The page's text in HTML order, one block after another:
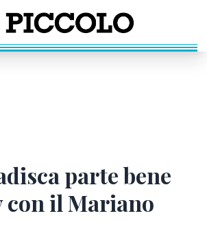
parte bene
con il Mariano